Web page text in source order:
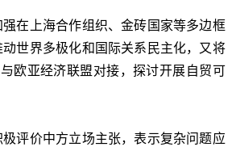
在上海合作组织、金砖国家等多边框
世界多极化和国际关系民主化，又将
欧亚经济联盟对接，探讨开展自贸可
评价中方立场主张，表示复杂问题应